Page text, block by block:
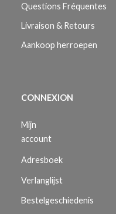
Questions Fréquentes
Livraison & Retours
Aankoop herroepen
CONNEXION
Mijn
account
Adresboek
Verlanglijst
Bestelgeschiedenis